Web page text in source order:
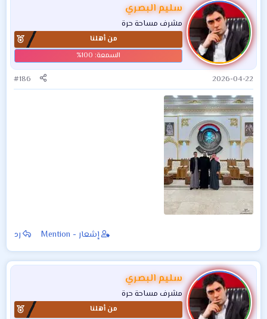
سليم البصري
مشرف مساحة حرة
من أهلنا
2026-04-22
#186
إشعار - Mention رد
سليم البصري
مشرف مساحة حرة
من أهلنا